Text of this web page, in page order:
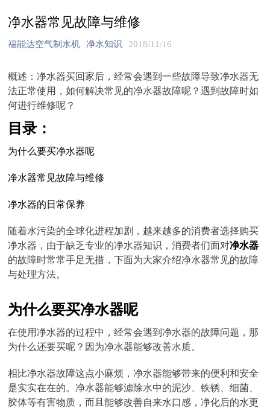
净水器常见故障与维修
福能达空气制水机 净水知识 2018/11/16
概述：净水器买回家后，经常会遇到一些故障导致净水器无
法正常使用，如何解决常见的净水器故障呢？遇到故障时如
何进行维修呢？
目录：
为什么要买净水器呢
净水器常见故障与维修
净水器的日常保养
随着水污染的全球化进程加剧，越来越多的消费者选择购买
净水器，由于缺乏专业的净水器知识，消费者们面对净水器
的故障时常常手足无措，下面为大家介绍净水器常见的故障
与处理方法。
为什么要买净水器呢
在使用净水器的过程中，经常会遇到净水器的故障问题，那
为什么还要买呢？因为净水器能够改善水质。
相比净水器故障这点小麻烦，净水器能够带来的便利和安全
是实实在在的。净水器能够滤除水中的泥沙、铁锈、细菌、
胶体等有害物质，而且能够改善自来水口感，净化后的水更